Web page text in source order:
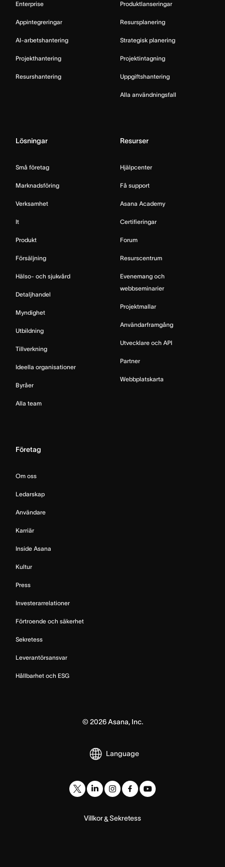
Enterprise
Appintegreringar
AI-arbetshantering
Projekthantering
Resurshantering
Produktlanseringar
Resursplanering
Strategisk planering
Projektintagning
Uppgiftshantering
Alla användningsfall
Lösningar
Små företag
Marknadsföring
Verksamhet
It
Produkt
Försäljning
Hälso- och sjukvård
Detaljhandel
Myndighet
Utbildning
Tillverkning
Ideella organisationer
Byråer
Alla team
Resurser
Hjälpcenter
Få support
Asana Academy
Certifieringar
Forum
Resurscentrum
Evenemang och
webbseminarier
Projektmallar
Användarframgång
Utvecklare och API
Partner
Webbplatskarta
Företag
Om oss
Ledarskap
Användare
Karriär
Inside Asana
Kultur
Press
Investerarrelationer
Förtroende och säkerhet
Sekretess
Leverantörsansvar
Hållbarhet och ESG
©2026Asana, Inc.
Language
Villkor&Sekretess